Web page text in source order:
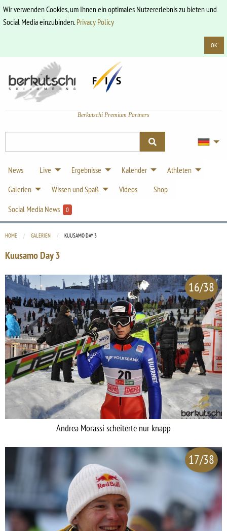
Wir verwenden Cookies, um Ihnen ein optimales Nutzererlebnis zu bieten und
Social Media einzubinden.Privacy Policy
OK
Berkutschi Premium Partners
News Live Ergebnisse Kalender
Athleten
Galerien
Wissen und Spaß Videos
Shop
Social Media News
0
HOME GALERIEN CURRENT:
KUUSAMO DAY 3
Kuusamo Day 3
16/38
Andrea Morassi scheiterte nur knapp
17/38